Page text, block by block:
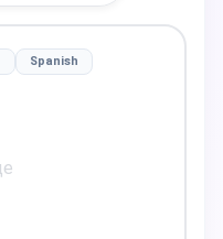
Spanish